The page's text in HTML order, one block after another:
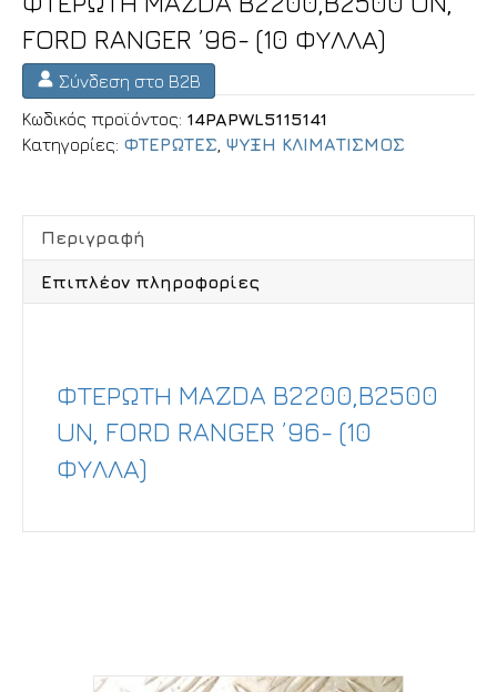
FORD RANGER ’96- (10 ΦΥΛΛΑ)
Σύνδεση στο B2B
Κωδικός προϊόντος: 14PAPWL5115141
Κατηγορίες: ΦΤΕΡΩΤΕΣ ΨΥΞΗ ΚΛΙΜΑΤΙΣΜΟΣ
Περιγραφή
Επιπλέον πληροφορίες
ΦΤΕΡΩΤΗ MAZDA B2200,B2500
UN, FORD RANGER ’96- (10
ΦΥΛΛΑ)